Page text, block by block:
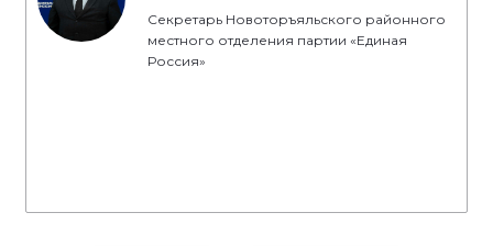
Секретарь Новоторъяльского районного
местного отделения партии «Единая
Россия»